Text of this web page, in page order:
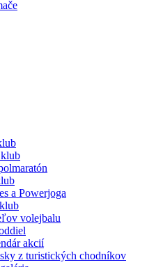
a Powerjoga
volejbalu
akcií
z turistických chodníkov